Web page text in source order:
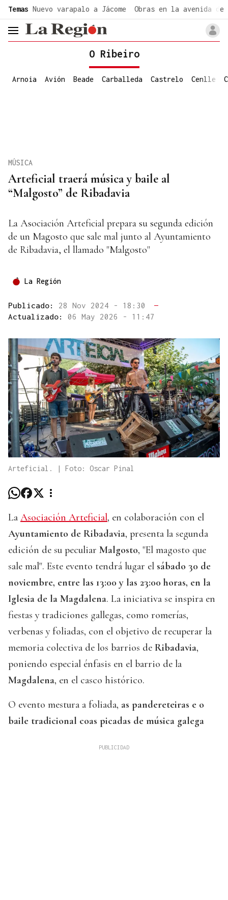
Temas Nuevo varapalo a Jácome Obras en la avenida de
header.menu.open
O Ribeiro
Arnoia Avión Beade Carballeda Castrelo Cenlle
Arteficial traerá música y baile al
“Malgosto” de Ribadavia
MÚSICA
La Asociación Arteficial prepara su segunda edición
de un Magosto que sale mal junto al Ayuntamiento
de Ribadavia, el llamado "Malgosto"
La Región
Publicado: 28 Nov 2024 - 18:30
—
Actualizado: 06 May 2026 - 11:47
Arteficial. | Foto: Oscar Pinal
La Asociación Arteficial, en colaboración con el
Ayuntamiento de Ribadavia, presenta la segunda
edición de su peculiar Malgosto, "El magosto que
sale mal". Este evento tendrá lugar el sábado 30 de
noviembre, entre las 13:00 y las 23:00 horas, en la
Iglesia de la Magdalena. La iniciativa se inspira en
fiestas y tradiciones gallegas, como romerías,
verbenas y foliadas, con el objetivo de recuperar la
memoria colectiva de los barrios de Ribadavia,
poniendo especial énfasis en el barrio de la
Magdalena, en el casco histórico.
O evento mestura a foliada, as pandereteiras e o
baile tradicional coas picadas de música galega